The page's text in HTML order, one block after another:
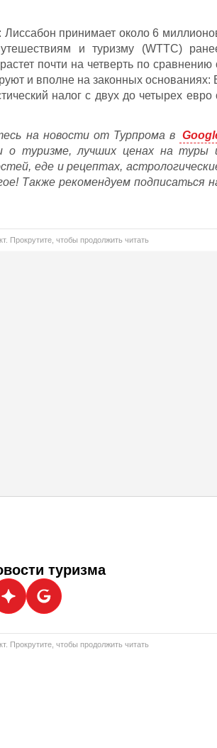
Лиссабон принимает около 6
и туризму (WTTC)
почти на четверть по сравнению
и вполне на законных основаниях:
налог с двух до четырех евро
на новости от Турпрома в
о туризме, лучших ценах на туры
еде и рецептах,
Также рекомендуем подписаться
Прокрутите, чтобы продолжить читать
туризма
Прокрутите, чтобы продолжить читать